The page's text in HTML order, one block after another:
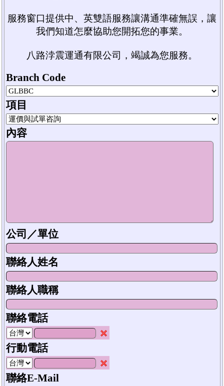
服務窗口提供中、英雙語服務讓溝通準確無誤，讓
我們知道怎麼協助您開拓您的事業。
八路浡震運通有限公司，竭誠為您服務。
Branch Code
項目
內容
公司／單位
聯絡人姓名
聯絡人職稱
聯絡電話
行動電話
聯絡E-Mail